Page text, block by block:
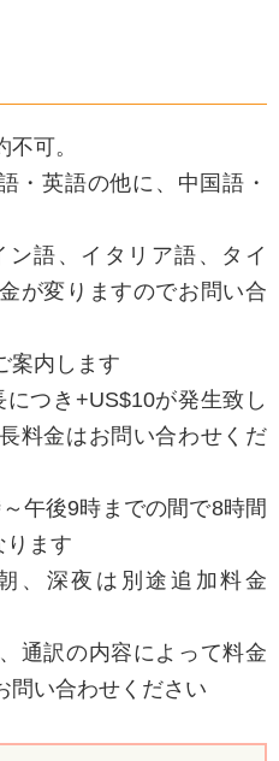
可。
・英語の他に、中国語・
語、イタリア語、タイ
が変りますのでお問い合
案内します
つき+US$10が発生致し
料金はお問い合わせくだ
午後9時までの間で8時間
ります
、深夜は別途追加料金
通訳の内容によって料金
問い合わせください